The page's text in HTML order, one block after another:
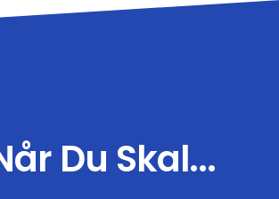
Du Skal...